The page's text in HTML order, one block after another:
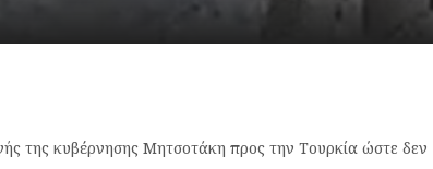
της κυβέρνησης Μητσοτάκη προς την Τουρκία ώστε δεν